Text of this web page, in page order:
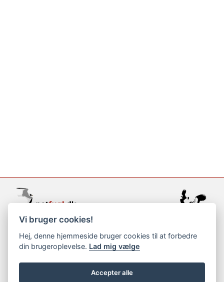
support@netfugl.dk
copyright © 2002-2023
Vi bruger cookies!
Hej, denne hjemmeside bruger cookies til at forbedre
din brugeroplevelse. Lad mig vælge
Accepter alle